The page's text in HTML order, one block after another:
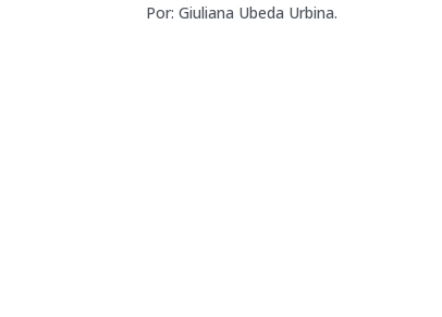
Por: Giuliana Ubeda Urbina.